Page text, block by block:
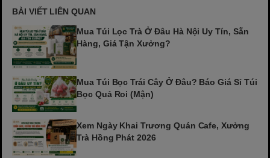
BÀI VIẾT LIÊN QUAN
Mua Túi Lọc Trà Ở Đâu Hà Nội Uy Tín, Sẵn
Hàng, Giá Tận Xưởng?
Mua Túi Bọc Trái Cây Ở Đâu? Báo Giá Sỉ Túi
Bọc Quả Roi (Mận)
Xem Ngày Khai Trương Quán Cafe, Xưởng
Trà Hồng Phát 2026